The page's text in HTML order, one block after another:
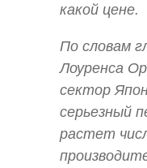
какой цене.
По словам
Лоуренса
сектор
серьезный
растет